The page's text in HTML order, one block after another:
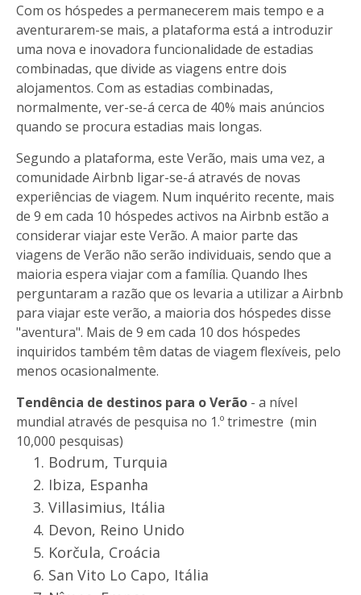
Com os hóspedes a permanecerem mais tempo e a
aventurarem-se mais, a plataforma está a introduzir
uma nova e inovadora funcionalidade de estadias
combinadas, que divide as viagens entre dois
alojamentos. Com as estadias combinadas,
normalmente, ver-se-á cerca de 40% mais anúncios
quando se procura estadias mais longas.
Segundo a plataforma, este Verão, mais uma vez, a
comunidade Airbnb ligar-se-á através de novas
experiências de viagem. Num inquérito recente, mais
de 9 em cada 10 hóspedes activos na Airbnb estão a
considerar viajar este Verão. A maior parte das
viagens de Verão não serão individuais, sendo que a
maioria espera viajar com a família. Quando lhes
perguntaram a razão que os levaria a utilizar a Airbnb
para viajar este verão, a maioria dos hóspedes disse
"aventura". Mais de 9 em cada 10 dos hóspedes
inquiridos também têm datas de viagem flexíveis, pelo
menos ocasionalmente.
Tendência de destinos para o Verão - a nível
mundial através de pesquisa no 1.º trimestre (min
10,000 pesquisas)
Bodrum, Turquia
Ibiza, Espanha
Villasimius, Itália
Devon, Reino Unido
Korčula, Croácia
San Vito Lo Capo, Itália